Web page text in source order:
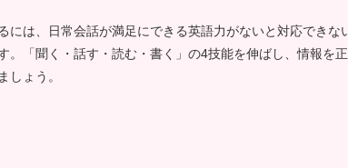
には、日常会話が満足にできる英語力がないと対応でき
。「聞く・話す・読む・書く」の4技能を伸ばし、情報を
しょう。